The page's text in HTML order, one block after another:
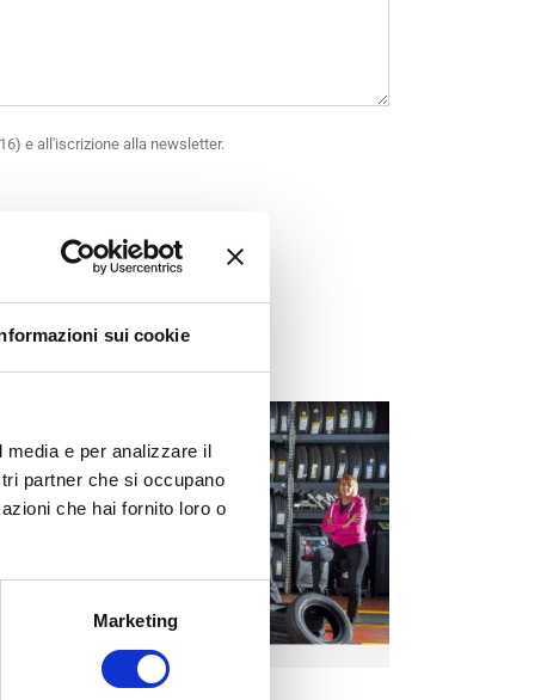
sui cookie
e per analizzare il
partner che si occupano
che hai fornito loro o
Marketing
e all'iscrizione alla newsletter.